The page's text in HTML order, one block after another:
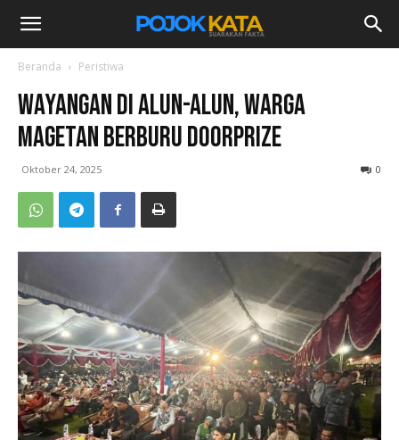
Beranda Peristiwa
Wayangan di Alun-Alun, Warga
Magetan Berburu Doorprize
Oktober 24, 2025 0